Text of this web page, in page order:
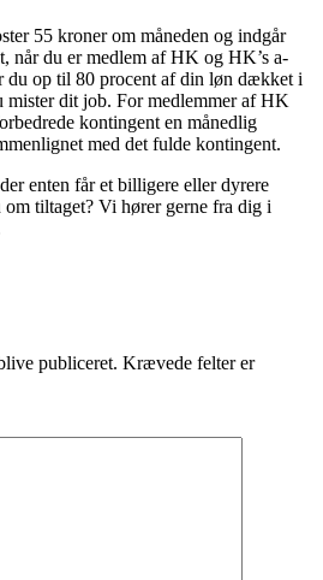
55 kroner om måneden og indgår
når du er medlem af HK og HK’s a-
du op til 80 procent af din løn dækket i
mister dit job. For medlemmer af HK
kontingent en månedlig
med det fulde kontingent.
enten får et billigere eller dyrere
tiltaget? Vi hører gerne fra dig i
publiceret. Krævede felter er